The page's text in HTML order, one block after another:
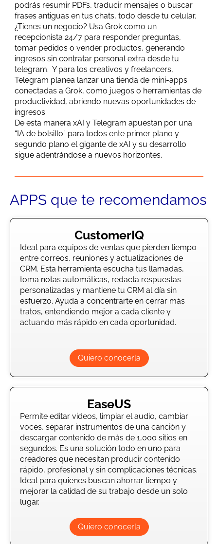
podrás resumir PDFs, traducir mensajes o buscar
frases antiguas en tus chats, todo desde tu celular.
¿Tienes un negocio? Usa Grok como un
recepcionista 24/7 para responder preguntas,
tomar pedidos o vender productos, generando
ingresos sin contratar personal extra desde tu
telegram. Y para los creativos y freelancers,
Telegram planea lanzar una tienda de mini-apps
conectadas a Grok, como juegos o herramientas de
productividad, abriendo nuevas oportunidades de
ingresos.
De esta manera xAI y Telegram apuestan por una
“IA de bolsillo” para todos ente primer plano y
segundo plano el gigante de xAI y su desarrollo
sigue adentrándose a nuevos horizontes.
APPS que te recomendamos
CustomerIQ
Ideal para equipos de ventas que pierden tiempo
entre correos, reuniones y actualizaciones de
CRM. Esta herramienta escucha tus llamadas,
toma notas automáticas, redacta respuestas
personalizadas y mantiene tu CRM al día sin
esfuerzo. Ayuda a concentrarte en cerrar más
tratos, entendiendo mejor a cada cliente y
actuando más rápido en cada oportunidad.
Quiero conocerla
EaseUS
Permite editar videos, limpiar el audio, cambiar
voces, separar instrumentos de una canción y
descargar contenido de más de 1,000 sitios en
segundos. Es una solución todo en uno para
creadores que necesitan producir contenido
rápido, profesional y sin complicaciones técnicas.
Ideal para quienes buscan ahorrar tiempo y
mejorar la calidad de su trabajo desde un solo
lugar.
Quiero conocerla